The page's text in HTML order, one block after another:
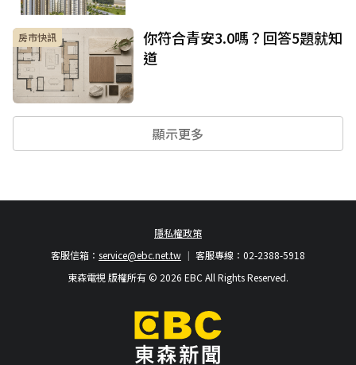
房市快訊
你符合青安3.0嗎？回答5題就知
道
顯示更多
隱私權政策
客服專線：02-2388-5918
客服信箱： service@ebc.net.tw
東森電視 版權所有 © 2026 EBC All Rights Reserved.